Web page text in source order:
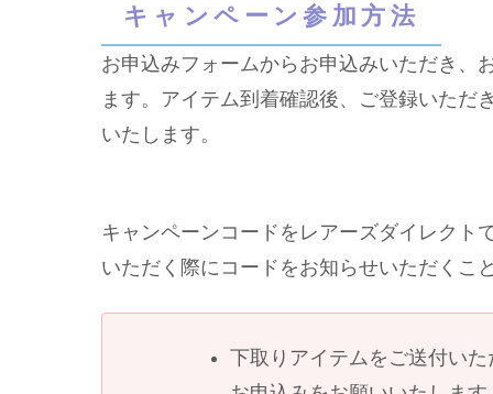
キャンペーン参加方法
お申込みフォームからお申込みいただき、
ます。アイテム到着確認後、ご登録いただ
いたします。
キャンペーンコードをレアーズダイレクト
いただく際にコードをお知らせいただくこ
下取りアイテムをご送付い